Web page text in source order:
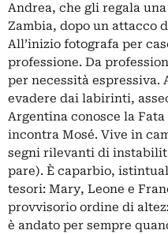
Andrea, che gli regala
Zambia, dopo un attacco
All’inizio fotografa per
professione. Da
per necessità espressiva.
evadere dai labirinti,
Argentina conosce la
incontra Mosé. Vive in
segni rilevanti di
pare). È caparbio,
tesori: Mary, Leone e
provvisorio ordine di
è andato per sempre